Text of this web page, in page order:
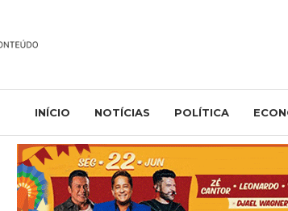
INÍCIO NOTÍCIAS POLÍTICA